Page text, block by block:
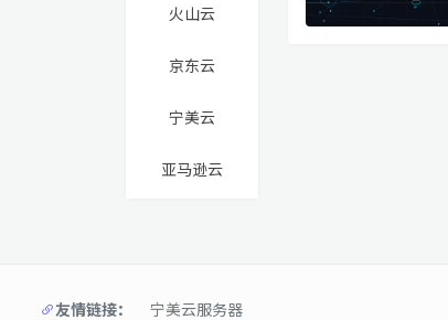
火山云
京东云
宁美云
亚马逊云
友情链接： 宁美云服务器